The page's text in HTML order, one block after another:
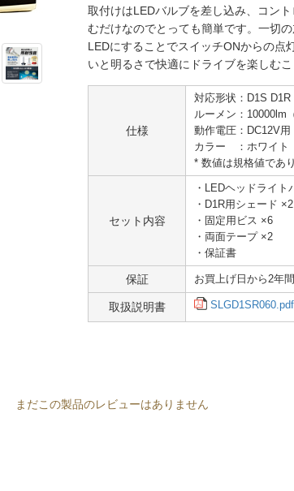
取付けはLEDバルブを差し込み、コン
むだけなのでとっても簡単です。一切
LEDにすることでスイッチONからの点
いと明るさで快適にドライブを楽しむ
仕様
対応形状：D1S D1R
ルーメン：10000lm
動作電圧：DC12V用
カラー ：ホワイト
* 数値は規格値であ
セット内容
・LEDヘッドライト
・D1R用シェード ×2
・固定用ビス ×6
・両面テープ ×2
・保証書
保証 お買上げ日から2年間
取扱説明書 SLGD1SR060.pdf
まだこの製品のレビューはありません